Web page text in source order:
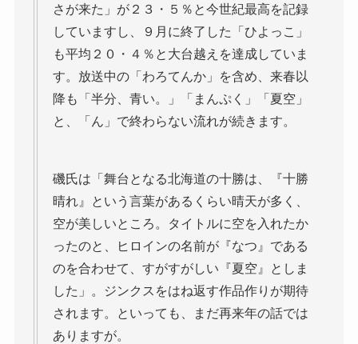
さが来た」が２３・５％と今世紀最高を記録
していますし、９月に終了した「ひよっこ」
も平均２０・４％と大台越えを達成していま
す。放送中の「わろてんか」を含め、来春以
降も「半分、青い。」「まんぷく」「夏空」
と、「ん」で終わらない流れが続きます。
磯氏は「舞台となる北海道の十勝は、『十勝
晴れ』という言葉があるくらい晴天が多く、
空が美しいところ。タイトルに空を入れたか
ったのと、ヒロインの名前が『なつ』である
のを合わせて、すがすがしい『夏空』としま
した」。ジンクスをはね返す作品作りが期待
されます。といっても、まだ再来年の話では
ありますが。